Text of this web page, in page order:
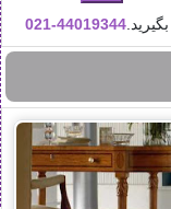
44019344-
021